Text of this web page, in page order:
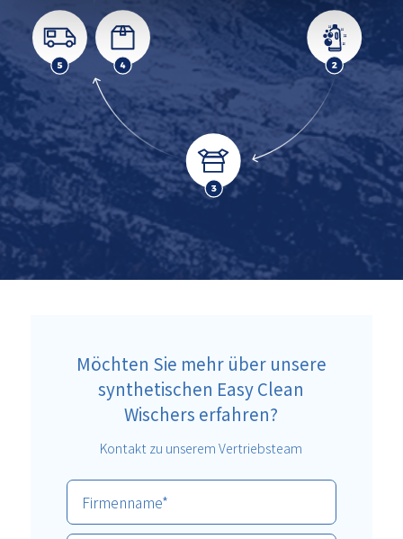
Möchten Sie mehr über unsere
synthetischen Easy Clean
Wischers erfahren?
Kontakt zu unserem Vertriebsteam